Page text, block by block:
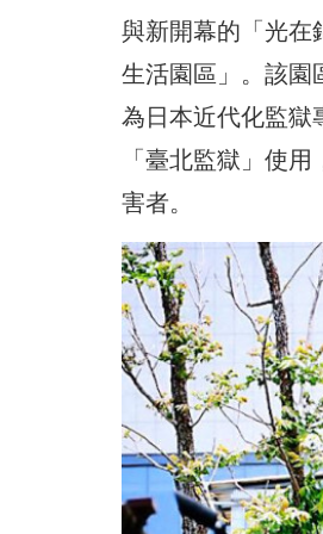
與新開幕的「光在
生活園區」。該園
為日本近代化監獄
「臺北監獄」使
害者。